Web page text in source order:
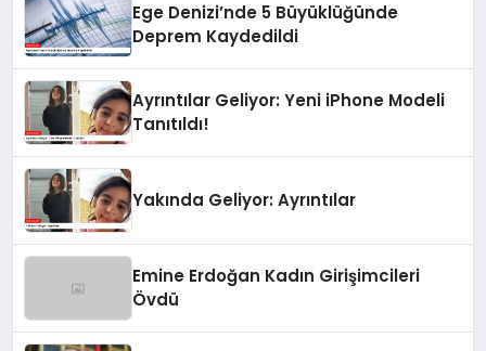
Ege Denizi’nde 5 Büyüklüğünde
Deprem Kaydedildi
Ayrıntılar Geliyor: Yeni iPhone Modeli
Tanıtıldı!
Yakında Geliyor: Ayrıntılar
Emine Erdoğan Kadın Girişimcileri
Övdü